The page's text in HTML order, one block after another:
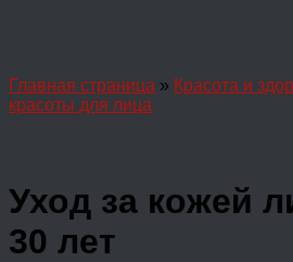
Главная страница » Красота и
красоты для лица
Уход за кожей
30 лет